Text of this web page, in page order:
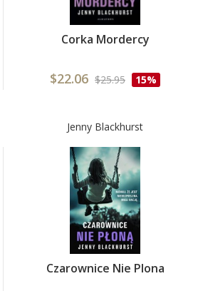
Corka Mordercy
$22.06 $25.95 15%
Jenny Blackhurst
Czarownice Nie Plona